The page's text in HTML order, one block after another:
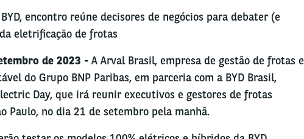
encontro reúne decisores de negócios para debater (e
eletrificação de frotas
de 2023 -A Arval Brasil, empresa de gestão de frotas e
do Grupo BNP Paribas, em parceria com a BYD Brasil,
Day, que irá reunir executivos e gestores de frotas
Paulo, no dia 21 de setembro pela manhã.